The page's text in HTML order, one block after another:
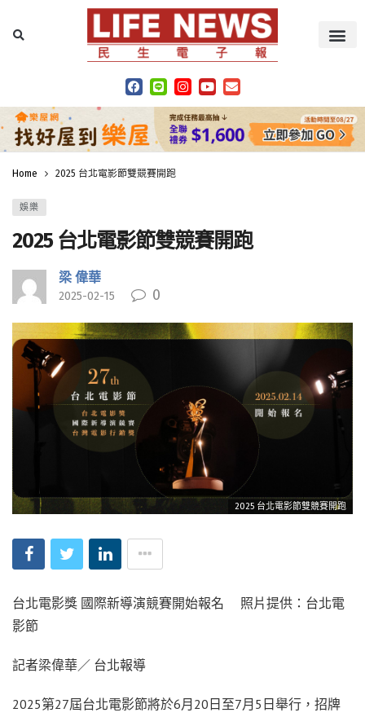
Home 2025 台北電影節雙競賽開跑
娛樂
2025 台北電影節雙競賽開跑
梁 偉華
2025-02-15 0
2025 台北電影節雙競賽開跑
台北電影獎 國際新導演競賽開始報名 照片提供：台北電
影節
記者梁偉華／ 台北報導
2025第27屆台北電影節將於6月20日至7月5日舉行，招牌